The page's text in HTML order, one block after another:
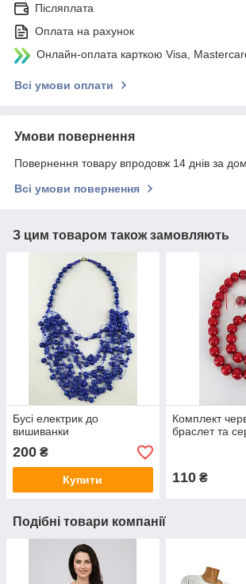
Післяплата
Оплата на рахунок
Онлайн-оплата карткою Visa,
Всі умови оплати
Умови повернення
Повернення товару впродовж 14 днів за
Всі умови повернення
З цим товаром також замовляють
Бусі електрик до
вишиванки
200 ₴
Купити
Комплект
браслет та
110₴
Подібні товари компанії